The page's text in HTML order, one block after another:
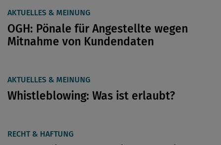
AKTUELLES & MEINUNG
OGH: Pönale für Angestellte wegen
Mitnahme von Kundendaten
AKTUELLES & MEINUNG
Whistleblowing: Was ist erlaubt?
RECHT & HAFTUNG